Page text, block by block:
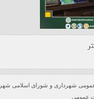
شهرداری و شورای اسلامی شهر
عمومي